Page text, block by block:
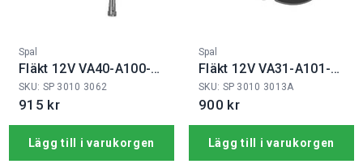
Fabrikat:
Spal
Fläkt 12V VA40-A100-
76A
SKU: SP 3010 3062
915 kr
Lägg till i varukorgen
Fabrikat:
Spal
Fläkt 12V VA31-A101-
46S
SKU: SP 3010 3013A
900 kr
Lägg till i varukorgen